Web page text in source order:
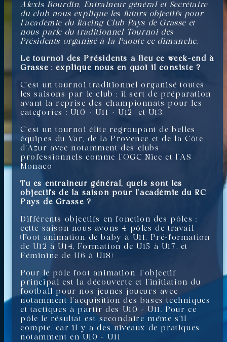
Alexis Bourdin, Entraineur général et Secrétaire
du club nous explique les futurs objectifs pour
l’académie du Racing Club Pays de Grasse et
nous parle du traditionnel Tournoi des
Présidents organisé à la Paoute ce dimanche.
Le tournoi des Présidents a lieu ce week-end à
Grasse : explique nous en quoi il consiste ?
C’est un tournoi traditionnel organisé toutes
les saisons par le club : il sert de préparation
avant la reprise des championnats pour les
catégories : U10 – U11 – U12
et U13
C’est un tournoi élite regroupant de belles
équipes du Var, de la Provence et de la Côte
d’Azur avec notamment des clubs
professionnels comme l’OGC Nice et l’AS
Monaco
Tu es entraineur général, quels sont les
objectifs de la saison pour l’académie du RC
Pays de Grasse ?
Différents objectifs en fonction des pôles :
cette saison nous avons 4 pôles de travail
(Foot animation de baby à U11, Pré-formation
de U12 à U14, Formation de U15 à U17, et
Féminine de U6 à U18)
Pour le pôle foot animation, l’objectif
principal est la découverte et l’initiation du
football pour nos jeunes joueurs avec
notamment l’acquisition des bases techniques
et tactiques à partir des U10 – U11. Pour ce
pôle le résultat est secondaire même s’il
compte, car il y a des niveaux de pratiques
notamment en U10 – U11